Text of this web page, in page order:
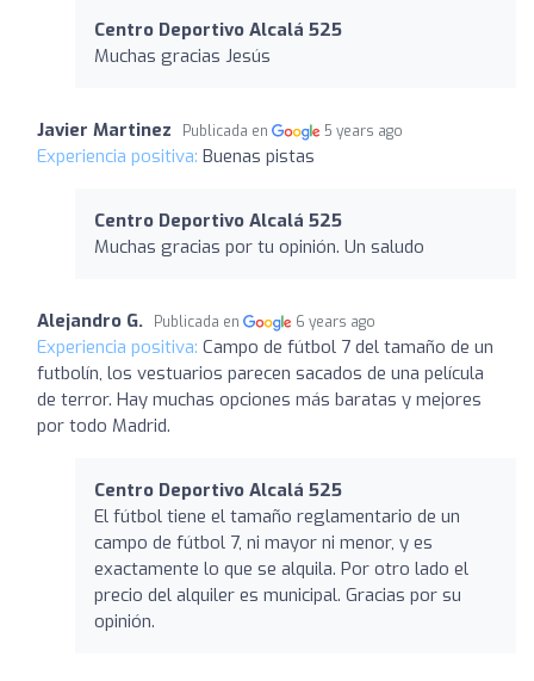
Centro Deportivo Alcalá 525
Muchas gracias Jesús
Javier Martinez Publicada en 5 years ago
Experiencia positiva: Buenas pistas
Centro Deportivo Alcalá 525
Muchas gracias por tu opinión. Un saludo
Alejandro G. Publicada en 6 years ago
Experiencia positiva: Campo de fútbol 7 del tamaño de un
futbolín, los vestuarios parecen sacados de una película
de terror. Hay muchas opciones más baratas y mejores
por todo Madrid.
Centro Deportivo Alcalá 525
El fútbol tiene el tamaño reglamentario de un
campo de fútbol 7, ni mayor ni menor, y es
exactamente lo que se alquila. Por otro lado el
precio del alquiler es municipal. Gracias por su
opinión.